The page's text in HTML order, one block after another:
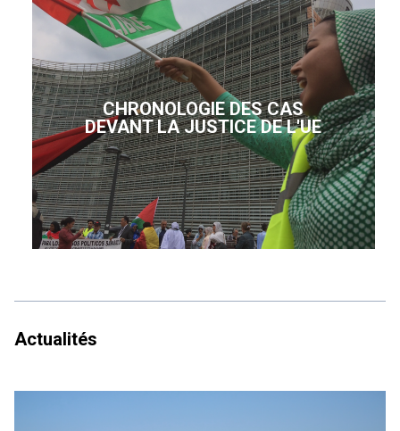
CHRONOLOGIE DES CAS
DEVANT LA JUSTICE DE L'UE
Actualités